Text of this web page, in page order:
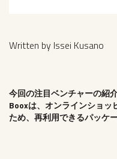
Written by Issei Kusano
今回の注目ベンチャーの紹
Booxは、オンラインショ
ため、再利用できるパッケ